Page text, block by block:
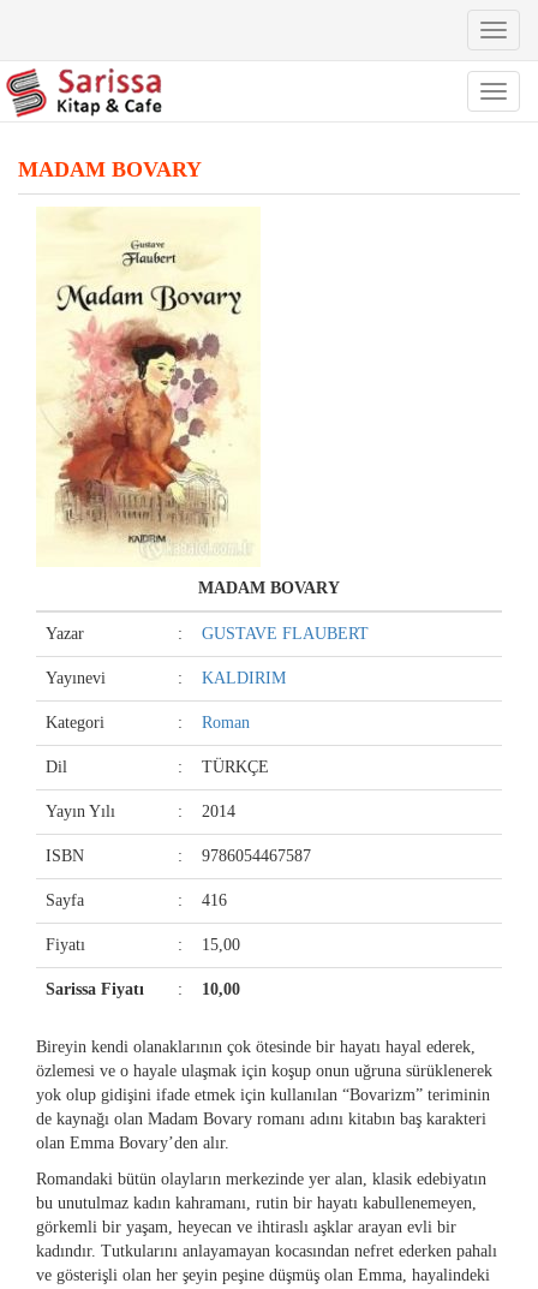
Toggle
Toggle
MADAM BOVARY
MADAM BOVARY
Yazar : GUSTAVE FLAUBERT
Yayınevi : KALDIRIM
Kategori : Roman
Dil : TÜRKÇE
Yayın Yılı : 2014
ISBN : 9786054467587
Sayfa : 416
Fiyatı : 15,00
Sarissa Fiyatı : 10,00
Bireyin kendi olanaklarının çok ötesinde bir hayatı hayal ederek,
özlemesi ve o hayale ulaşmak için koşup onun uğruna sürüklenerek
yok olup gidişini ifade etmek için kullanılan “Bovarizm” teriminin
de kaynağı olan Madam Bovary romanı adını kitabın baş karakteri
olan Emma Bovary’den alır.
Romandaki bütün olayların merkezinde yer alan, klasik edebiyatın
bu unutulmaz kadın kahramanı, rutin bir hayatı kabullenemeyen,
görkemli bir yaşam, heyecan ve ihtiraslı aşklar arayan evli bir
kadındır. Tutkularını anlayamayan kocasından nefret ederken pahalı
ve gösterişli olan her şeyin peşine düşmüş olan Emma, hayalindeki